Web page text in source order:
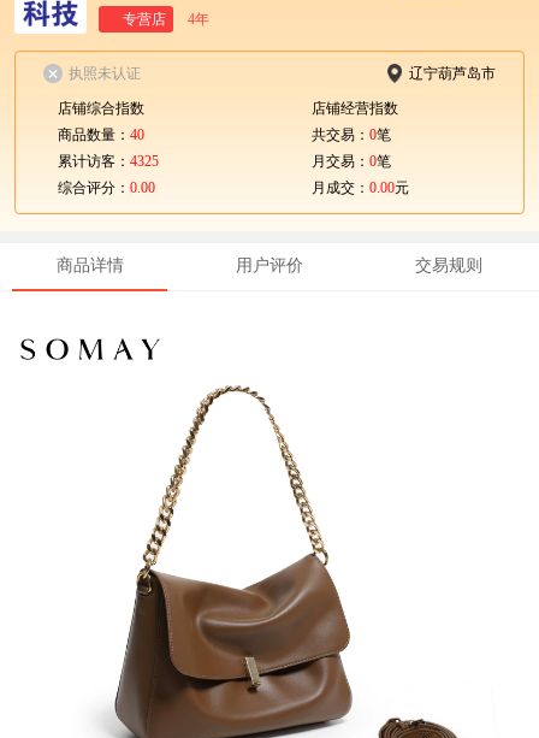
专营店 4年
执照未认证 辽宁葫芦岛市
店铺综合指数
商品数量： 40
累计访客： 4325
综合评分： 0.00
店铺经营指数
共交易： 0笔
月交易： 0笔
月成交： 0.00元
商品详情 用户评价 交易规则